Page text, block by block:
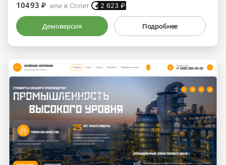
10493 ₽ или в Сплит 2 623 ₽
Демоверсия Подробнее